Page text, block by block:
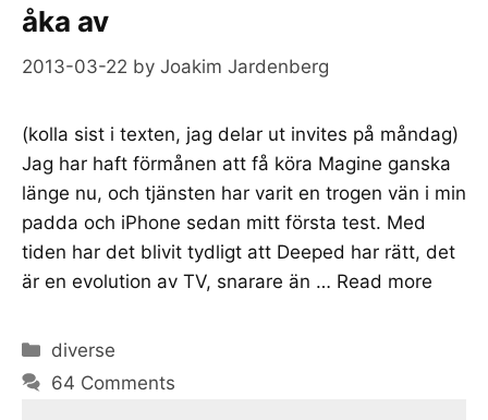
åka av
2013-03-22 by Joakim Jardenberg
(kolla sist i texten, jag delar ut invites på måndag)
Jag har haft förmånen att få köra Magine ganska
länge nu, och tjänsten har varit en trogen vän i min
padda och iPhone sedan mitt första test. Med
tiden har det blivit tydligt att Deeped har rätt, det
är en evolution av TV, snarare än … Read more
Categories
diverse
64 Comments